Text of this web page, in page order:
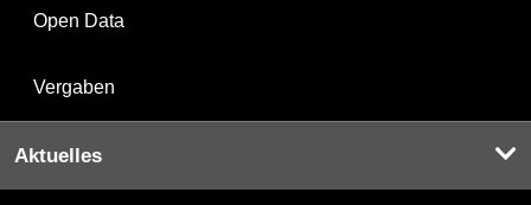
Open Data
Vergaben
Aktuelles